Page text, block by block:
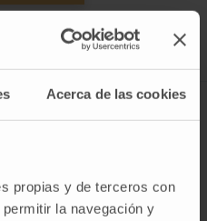
Acerca de las cookies
propias y de terceros con
la navegación y